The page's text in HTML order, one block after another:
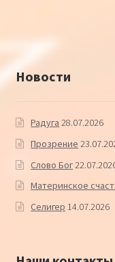
Новости
Радуга 28.07.2026
Прозрение
Слово Бог
Материнское
Селигер 14.07.2026